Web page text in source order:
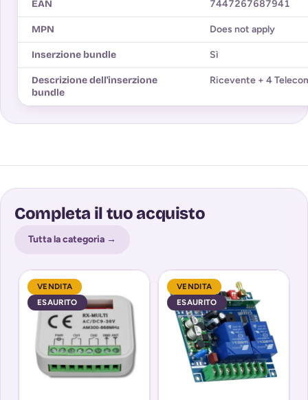
EAN 7447267687941
MPN Does not apply
Inserzione bundle Sì
Descrizione dell'inserzione
bundle
Ricevente + 4
Completa il tuo acquisto
Tutta la categoria →
VENDITA
ESAURITO
VENDITA
ESAURITO